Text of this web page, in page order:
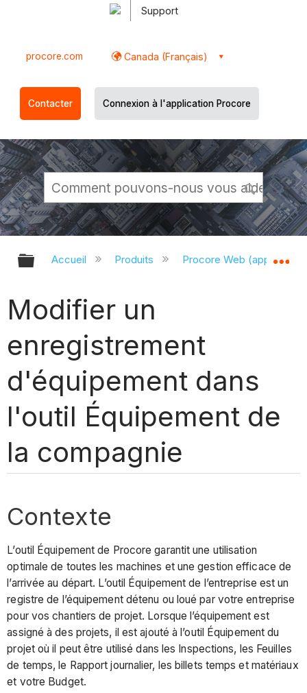
Support
procore.com Canada (Français)
Contacter Connexion à l'application Procore
Développer/réduire la hiérarchie
Accueil Produits Procore Web
Modifier un
enregistrement
d'équipement dans
l'outil Équipement de
la compagnie
Contexte
L’outil Équipement de Procore garantit une utilisation
optimale de toutes les machines et une gestion efficace de
l’arrivée au départ. L’outil Équipement de l’entreprise est un
registre de l’équipement détenu ou loué par votre entreprise
pour vos chantiers de projet. Lorsque l’équipement est
assigné à des projets, il est ajouté à l’outil Équipement du
projet où il peut être utilisé dans les Inspections, les Feuilles
de temps, le Rapport journalier, les billets temps et matériaux
et votre Budget.